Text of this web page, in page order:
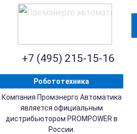
+7 (495) 215-15-16
Робототехника
Компания Промэнерго Автоматика
является официальным
дистрибьютором PROMPOWER в
России.